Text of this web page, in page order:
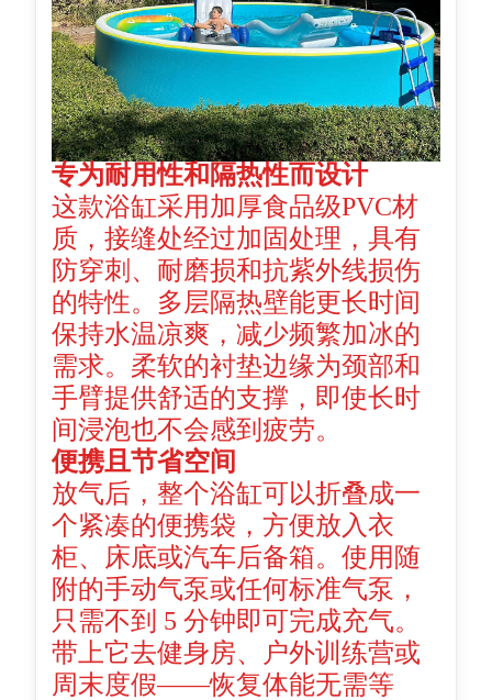
专为耐用性和隔热性而设计
这款浴缸采用加厚食品级PVC材
质，接缝处经过加固处理，具有
防穿刺、耐磨损和抗紫外线损伤
的特性。多层隔热壁能更长时间
保持水温凉爽，减少频繁加冰的
需求。柔软的衬垫边缘为颈部和
手臂提供舒适的支撑，即使长时
间浸泡也不会感到疲劳。
便携且节省空间
放气后，整个浴缸可以折叠成一
个紧凑的便携袋，方便放入衣
柜、床底或汽车后备箱。使用随
附的手动气泵或任何标准气泵，
只需不到 5 分钟即可完成充气。
带上它去健身房、户外训练营或
周末度假——恢复体能无需等